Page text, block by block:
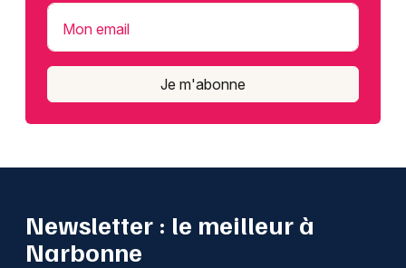
Mon email
Je m'abonne
Newsletter : le meilleur à
Narbonne